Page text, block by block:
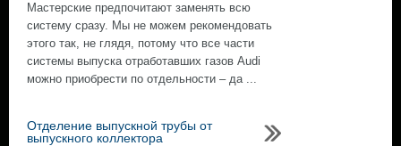
Мастерские предпочитают заменять всю
систему сразу. Мы не можем рекомендовать
этого так, не глядя, потому что все части
системы выпуска отработавших газов Audi
можно приобрести по отдельности – да ...
Отделение выпускной трубы от
выпускного коллектора